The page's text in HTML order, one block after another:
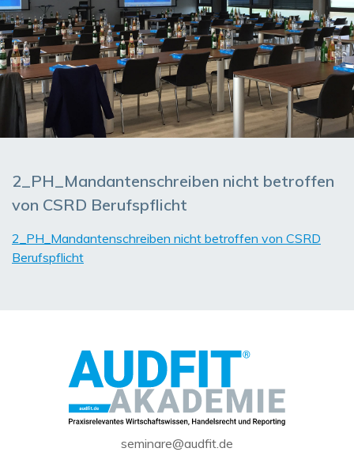
2_PH_Mandantenschreiben nicht betroffen
von CSRD Berufspflicht
2_PH_Mandantenschreiben nicht betroffen von CSRD
Berufspflicht
seminare@audfit.de